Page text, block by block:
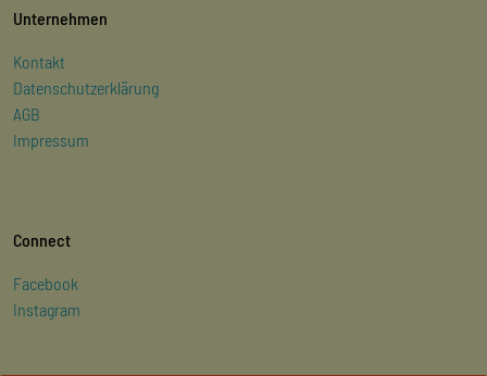
Unternehmen
Kontakt
Datenschutzerklärung
AGB
Impressum
Connect
Facebook
Instagram